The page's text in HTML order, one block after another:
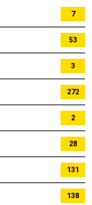
7
53
3
272
2
28
131
138